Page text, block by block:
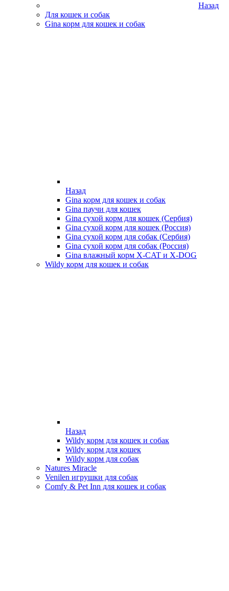
Назад
Для кошек и собак
Gina корм для кошек и собак
Назад
Gina корм для кошек и собак
Gina паучи для кошек
Gina сухой корм для кошек (Сербия)
Gina сухой корм для кошек (Россия)
Gina сухой корм для собак (Сербия)
Gina сухой корм для собак (Россия)
Gina влажный корм X-CAT и X-DOG
Wildy корм для кошек и собак
Назад
Wildy корм для кошек и собак
Wildy корм для кошек
Wildy корм для собак
Natures Miracle
Venilen игрушки для собак
Comfy & Pet Inn для кошек и собак